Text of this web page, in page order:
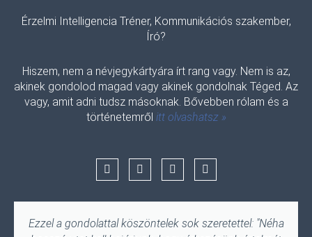
Érzelmi Intelligencia Tréner, Kommunikációs szakember,
Író?
Hiszem, nem a névjegykártyára írt rang vagy. Nem is az,
akinek gondolod magad vagy akinek gondolnak Téged. Az
vagy, amit adni tudsz másoknak. Bővebben rólam és a
történetemről itt olvashatsz »
F
a
o
o
I
n
g
r
E
n
o
p
Y
o
b
e
Ezzel a gondolattal köszöntelek sok szeretettel: "Néha